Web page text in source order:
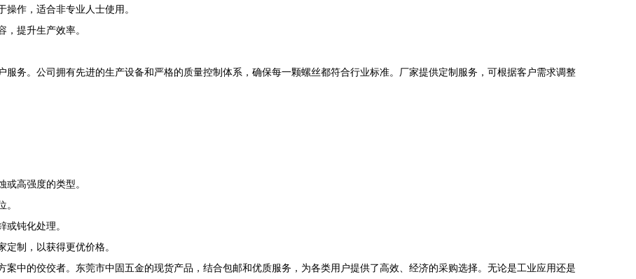
操作，适合非专业人士使用。
提升生产效率。
服务。公司拥有先进的生产设备和严格的质量控制体系，确保每一颗螺丝都符合行业标准。厂家提供定制服务，可根据客户需求调整
或高强度的类型。
。
或钝化处理。
定制，以获得更优价格。
中的佼佼者。东莞市中固五金的现货产品，结合包邮和优质服务，为各类用户提供了高效、经济的采购选择。无论是工业应用还是